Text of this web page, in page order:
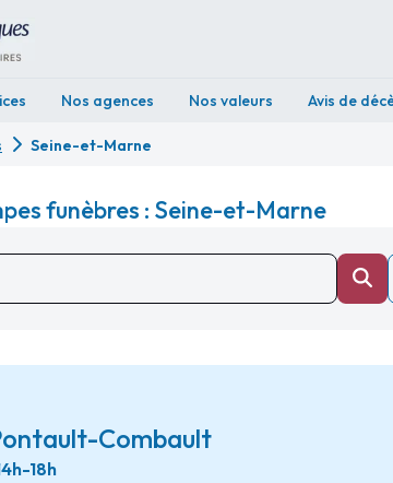
Nos agences Nos valeurs Avis de
Seine-et-Marne
funèbres : Seine-et-Marne
Combault
18h